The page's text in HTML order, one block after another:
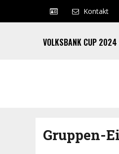
Kontakt
VOLKSBANK CUP 2024
Gruppen-